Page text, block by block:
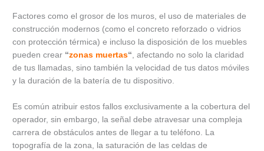
Factores como el grosor de los muros, el uso de materiales de
construcción modernos (como el concreto reforzado o vidrios
con protección térmica) e incluso la disposición de los muebles
pueden crear “zonas muertas“, afectando no solo la claridad
de tus llamadas, sino también la velocidad de tus datos móviles
y la duración de la batería de tu dispositivo.
Es común atribuir estos fallos exclusivamente a la cobertura del
operador, sin embargo, la señal debe atravesar una compleja
carrera de obstáculos antes de llegar a tu teléfono. La
topografía de la zona, la saturación de las celdas de